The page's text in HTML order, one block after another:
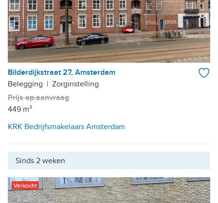
Bilderdijkstraat 27, Amsterdam
Belegging | Zorginstelling
Prijs op aanvraag
449 m²
KRK Bedrijfsmakelaars Amsterdam
Sinds 2 weken
Verkocht